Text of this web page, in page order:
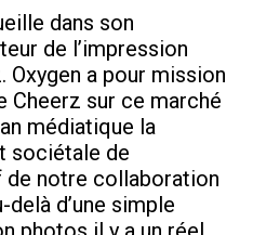
dans son
de l’impression
Oxygen a pour mission
Cheerz sur ce marché
médiatique la
sociétale de
de notre collaboration
d’une simple